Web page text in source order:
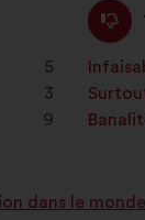
5
3
9
Pas
:
Cette
a
été
fois
:fois
:fois
dans le